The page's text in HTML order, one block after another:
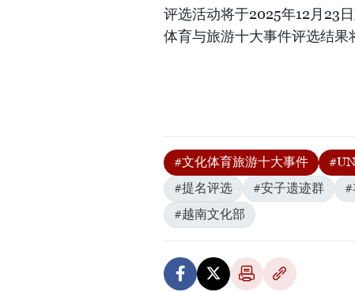
评选活动将于2025年12月23
体育与旅游十大事件评选结果
#文化体育旅游十大事件
#提名评选
#安子遗迹群 #
#越南文化部